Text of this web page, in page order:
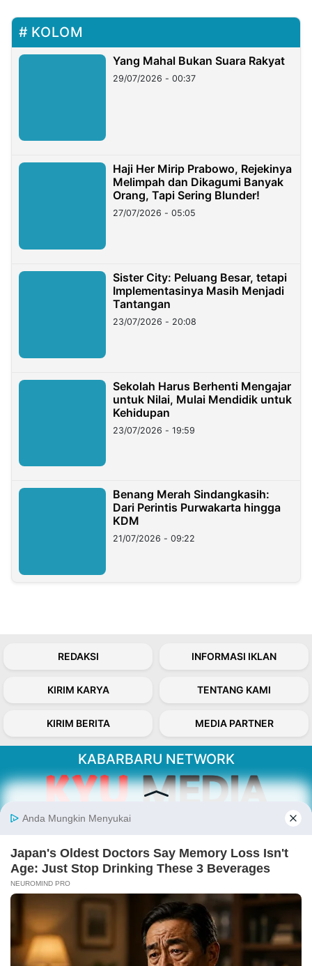
KOLOM
Yang Mahal Bukan Suara Rakyat
29/07/2026 - 00:37
Haji Her Mirip Prabowo, Rejekinya
Melimpah dan Dikagumi Banyak
Orang, Tapi Sering Blunder!
27/07/2026 - 05:05
Sister City: Peluang Besar, tetapi
Implementasinya Masih Menjadi
Tantangan
23/07/2026 - 20:08
Sekolah Harus Berhenti Mengajar
untuk Nilai, Mulai Mendidik untuk
Kehidupan
23/07/2026 - 19:59
Benang Merah Sindangkasih:
Dari Perintis Purwakarta hingga
KDM
21/07/2026 - 09:22
REDAKSI INFORMASI IKLAN
KIRIM KARYA TENTANG KAMI
KIRIM BERITA MEDIA PARTNER
KABARBARU NETWORK
Kabarbaru.co menyajikan berita aktual dan
inspiratif dari sudut pandang berbaik sangka
Follow Kabarbaru